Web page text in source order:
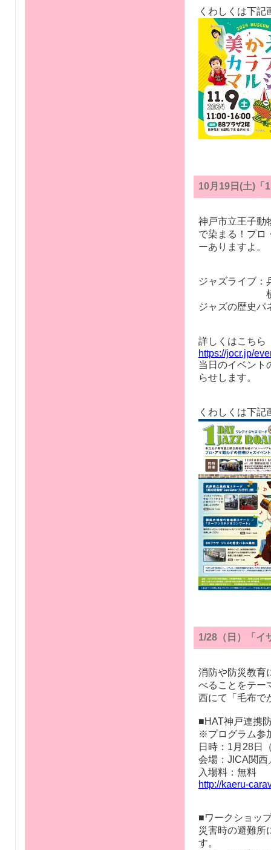
くわしくは下記
10月19日(土)「
神戸市立王子動
で染まる！プロ
ーありますよ。
ジャズライブ
横尾忠則
ジャズの歴史
詳しくはこちら
https://jocr.jp/
当日のイベント
らせします。
くわしくは下記
1/28（日）「イ
消防や防災教育
べることをテー
西にて「毛布で
■HAT神戸連携
※プログラム参
日時：1月28日
会場：JICA関西
入場料：無料
http://kaeru-
■ワークショッ
災害時の避難所
す。